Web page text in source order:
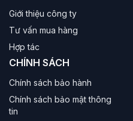
Giới thiệu công ty
Tư vấn mua hàng
Hợp tác
CHÍNH SÁCH
Chính sách bảo hành
Chính sách bảo mật thông
tin